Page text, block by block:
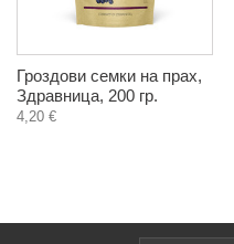
Гроздови семки на прах,
Здравница, 200 гр.
4,20 €